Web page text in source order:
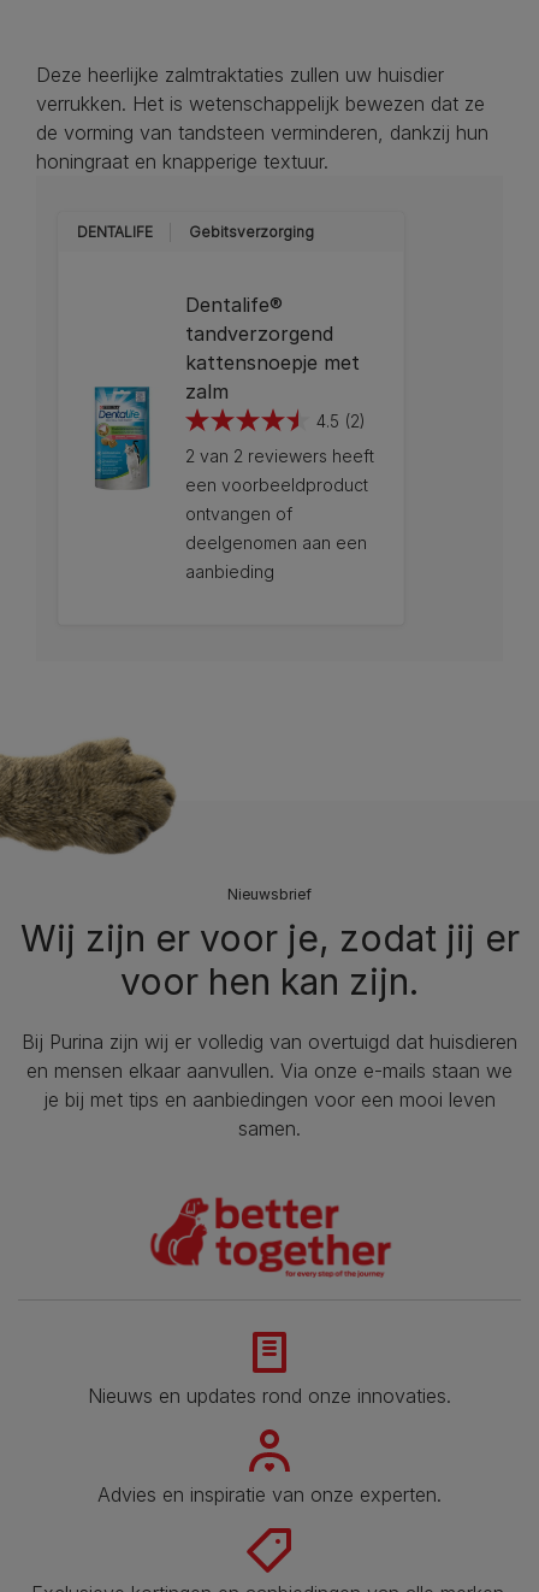
Deze heerlijke zalmtraktaties zullen uw huisdier
verrukken. Het is wetenschappelijk bewezen dat ze
de vorming van tandsteen verminderen, dankzij hun
honingraat en knapperige textuur.
DENTALIFE Gebitsverzorging
Dentalife®
tandverzorgend
kattensnoepje met
zalm
4.5 (2)
4.5
van
de
5
sterren.
2
2 van 2 reviewers heeft
een voorbeeldproduct
ontvangen of
deelgenomen aan een
aanbieding
Nieuwsbrief
Wij zijn er voor je, zodat jij er
voor hen kan zijn.
Bij Purina zijn wij er volledig van overtuigd dat huisdieren
en mensen elkaar aanvullen. Via onze e-mails staan we
je bij met tips en aanbiedingen voor een mooi leven
samen.
Nieuws en updates rond onze innovaties.
Advies en inspiratie van onze experten.